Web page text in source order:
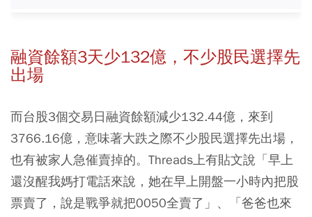
融資餘額3天少132億，不少股民選擇先
出場
而台股3個交易日融資餘額減少132.44億，來到
3766.16億，意味著大跌之際不少股民選擇先出場，
也有被家人急催賣掉的。Threads上有貼文說「早上
還沒醒我媽打電話來說，她在早上開盤一小時內把股
票賣了，說是戰爭就把0050全賣了」、「爸爸也來